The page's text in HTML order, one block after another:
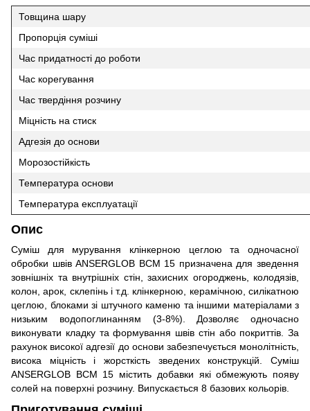
Товщина шару
Пропорція суміші
Час придатності до роботи
Час корегування
Час твердіння розчину
Міцність на стиск
Адгезія до основи
Морозостійкість
Температура основи
Температура експлуатації
Опис
Суміш для мурування клінкерною цеглою та одночасної
обробки швів ANSERGLOB ВСМ 15 призначена для зведення
зовнішніх та внутрішніх стін, захисних огороджень, колодязів,
колон, арок, склепінь і т.д. клінкерною, керамічною, силікатною
цеглою, блоками зі штучного каменю та іншими матеріалами з
низьким водопоглинанням (3-8%). Дозволяє одночасно
виконувати кладку та формування швів стін або покриттів. За
рахунок високої адгезії до основи забезпечується монолітність,
висока міцність і жорсткість зведених конструкцій. Суміш
ANSERGLOB ВСМ 15 містить добавки які обмежують появу
солей на поверхні розчину. Випускається 8 базових кольорів.